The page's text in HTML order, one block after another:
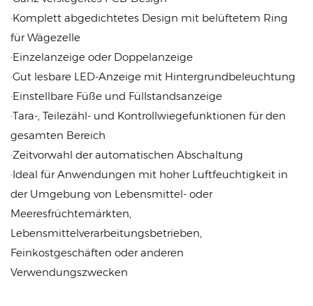
·Komplett abgedichtetes Design mit belüftetem Ring
für Wägezelle
·Einzelanzeige oder Doppelanzeige
·Gut lesbare LED-Anzeige mit Hintergrundbeleuchtung
·Einstellbare Füße und Füllstandsanzeige
·Tara-, Teilezähl- und Kontrollwiegefunktionen für den
gesamten Bereich
·Zeitvorwahl der automatischen Abschaltung
·Ideal für Anwendungen mit hoher Luftfeuchtigkeit in
der Umgebung von Lebensmittel- oder
Meeresfrüchtemärkten,
Lebensmittelverarbeitungsbetrieben,
Feinkostgeschäften oder anderen
Verwendungszwecken